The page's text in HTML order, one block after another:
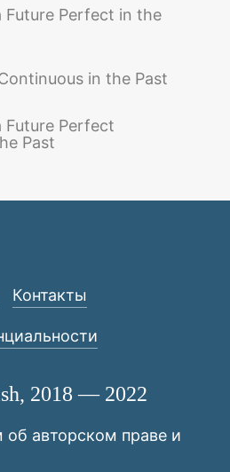
Future Perfect in the
in the Past
Future Perfect
Past
2018 — 2022
авторском праве и
Контакты